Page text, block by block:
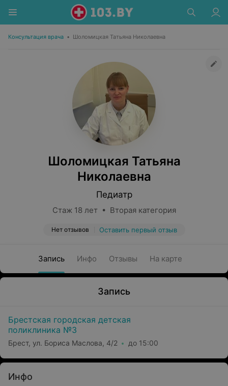
Консультация врача • Шоломицкая Татьяна Николаевна
Шоломицкая Татьяна
Николаевна
Педиатр
Стаж 18 лет • Вторая категория
Нет отзывов Оставить первый отзыв
Запись Инфо Отзывы На карте
Запись
Брестская городская детская
поликлиника №3
Брест, ул. Бориса Маслова, 4/2 до 15:00
Инфо